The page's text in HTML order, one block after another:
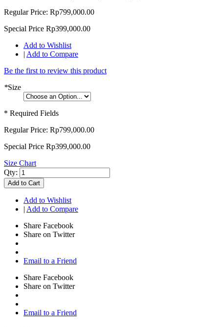
Regular Price: Rp799,000.00
Special Price Rp399,000.00
Add to Wishlist
| Add to Compare
Be the first to review this product
*Size
* Required Fields
Regular Price: Rp799,000.00
Special Price Rp399,000.00
Size Chart
Qty:
Add to Cart
Add to Wishlist
| Add to Compare
Share Facebook
Share on Twitter
Email to a Friend
Share Facebook
Share on Twitter
Email to a Friend